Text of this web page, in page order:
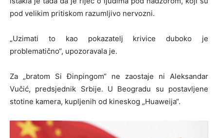
pod velikim pritiskom razumljivo nervozni.
„Uzimati to kao pokazatelj krivice duboko je
problematično“, upozoravala je.
Za „bratom Si Đinpingom“ ne zaostaje ni Aleksandar
Vučić, predsjednik Srbije. U Beogradu su postavljene
stotine kamera, kupljenih od kineskog „Huaweija“.